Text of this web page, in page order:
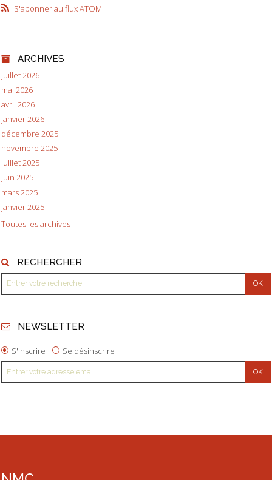
S'abonner au flux ATOM
ARCHIVES
juillet 2026
mai 2026
avril 2026
janvier 2026
décembre 2025
novembre 2025
juillet 2025
juin 2025
mars 2025
janvier 2025
Toutes les archives
RECHERCHER
NEWSLETTER
S'inscrire Se désinscrire